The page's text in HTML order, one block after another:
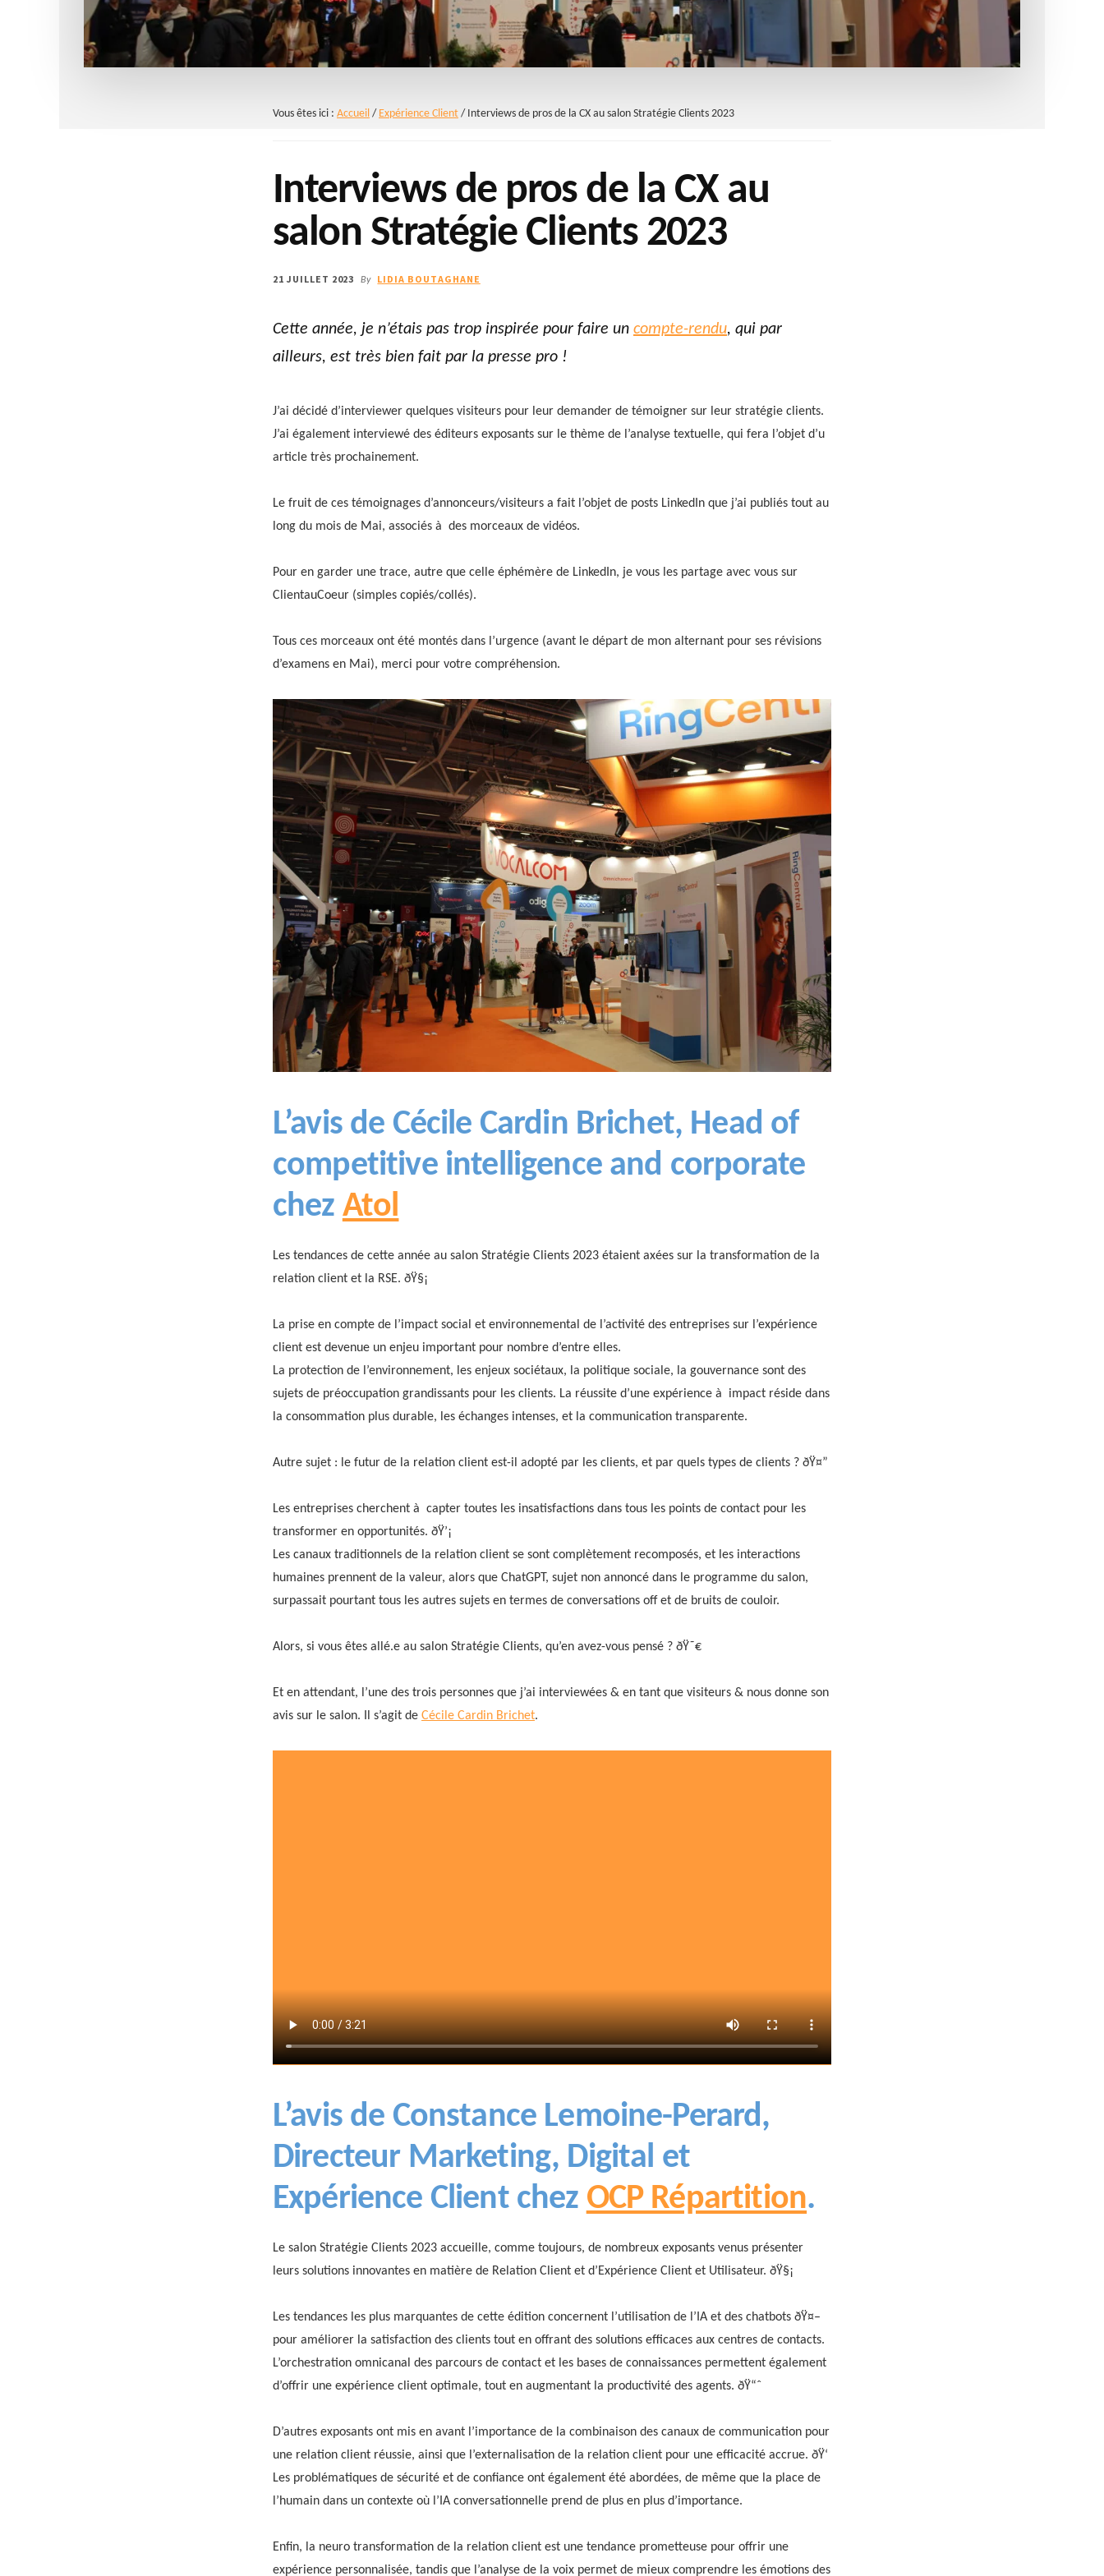
Vous êtes ici : Accueil / Expérience Client / Interviews de pros de la CX au salon Stratégie Clients 2023
Interviews de pros de la CX au
salon Stratégie Clients 2023
21 JUILLET 2023 By LIDIA BOUTAGHANE
Cette année, je n’étais pas trop inspirée pour faire un compte-rendu, qui par
ailleurs, est très bien fait par la presse pro !
J’ai décidé d’interviewer quelques visiteurs pour leur demander de témoigner sur leur stratégie clients.
J’ai également interviewé des éditeurs exposants sur le thème de l’analyse textuelle, qui fera l’objet d’u
article très prochainement.
Le fruit de ces témoignages d’annonceurs/visiteurs a fait l’objet de posts LinkedIn que j’ai publiés tout au
long du mois de Mai, associés à des morceaux de vidéos.
Pour en garder une trace, autre que celle éphémère de LinkedIn, je vous les partage avec vous sur
ClientauCoeur (simples copiés/collés).
Tous ces morceaux ont été montés dans l’urgence (avant le départ de mon alternant pour ses révisions
d’examens en Mai), merci pour votre compréhension.
L’avis de Cécile Cardin Brichet, Head of
competitive intelligence and corporate
chez Atol
Les tendances de cette année au salon Stratégie Clients 2023 étaient axées sur la transformation de la
relation client et la RSE. ðŸ§¡
La prise en compte de l’impact social et environnemental de l’activité des entreprises sur l’expérience
client est devenue un enjeu important pour nombre d’entre elles.
La protection de l’environnement, les enjeux sociétaux, la politique sociale, la gouvernance sont des
sujets de préoccupation grandissants pour les clients. La réussite d’une expérience à impact réside dans
la consommation plus durable, les échanges intenses, et la communication transparente.
Autre sujet : le futur de la relation client est-il adopté par les clients, et par quels types de clients ? ðŸ¤”
Les entreprises cherchent à capter toutes les insatisfactions dans tous les points de contact pour les
transformer en opportunités. ðŸ’¡
Les canaux traditionnels de la relation client se sont complètement recomposés, et les interactions
humaines prennent de la valeur, alors que ChatGPT, sujet non annoncé dans le programme du salon,
surpassait pourtant tous les autres sujets en termes de conversations off et de bruits de couloir.
Alors, si vous êtes allé.e au salon Stratégie Clients, qu’en avez-vous pensé ? ðŸ˜€
Et en attendant, l’une des trois personnes que j’ai interviewées & en tant que visiteurs & nous donne son
avis sur le salon. Il s’agit de Cécile Cardin Brichet.
L’avis de Constance Lemoine-Perard,
Directeur Marketing, Digital et
Expérience Client chez OCP Répartition.
Le salon Stratégie Clients 2023 accueille, comme toujours, de nombreux exposants venus présenter
leurs solutions innovantes en matière de Relation Client et d’Expérience Client et Utilisateur. ðŸ§¡
Les tendances les plus marquantes de cette édition concernent l’utilisation de l’IA et des chatbots ðŸ¤–
pour améliorer la satisfaction des clients tout en offrant des solutions efficaces aux centres de contacts.
L’orchestration omnicanal des parcours de contact et les bases de connaissances permettent également
d’offrir une expérience client optimale, tout en augmentant la productivité des agents. ðŸ“ˆ
D’autres exposants ont mis en avant l’importance de la combinaison des canaux de communication pour
une relation client réussie, ainsi que l’externalisation de la relation client pour une efficacité accrue. ðŸ‘
Les problématiques de sécurité et de confiance ont également été abordées, de même que la place de
l’humain dans un contexte où l’IA conversationnelle prend de plus en plus d’importance.
Enfin, la neuro transformation de la relation client est une tendance prometteuse pour offrir une
expérience personnalisée, tandis que l’analyse de la voix permet de mieux comprendre les émotions des